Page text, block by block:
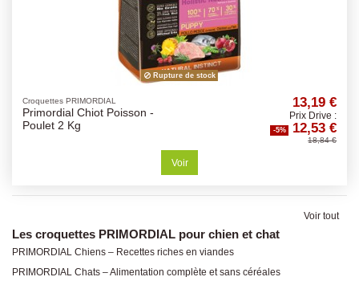
Rupture de stock
Croquettes PRIMORDIAL
Primordial Chiot Poisson -
Poulet 2 Kg
13,19 €
Prix Drive :
-5% 12,53 €
18,84 €
Voir
Voir tout
Les croquettes PRIMORDIAL pour chien et chat
PRIMORDIAL Chiens – Recettes riches en viandes
PRIMORDIAL Chats – Alimentation complète et sans céréales